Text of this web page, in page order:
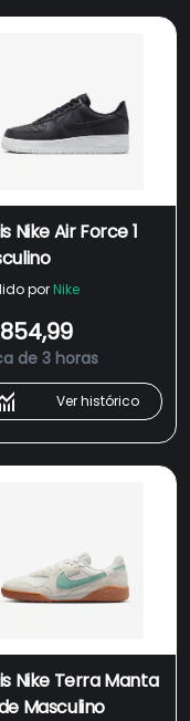
Nike Air Force 1
por Nike
de 3 horas
Ver histórico
Nike Terra Manta
Masculino